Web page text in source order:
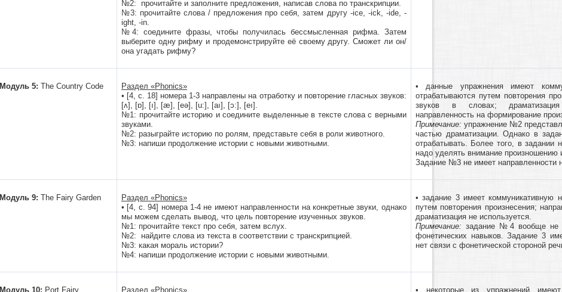
№2: прочитайте и заполните предложения, написав слова по транскрипции.
№3: прочитайте слова / предложения про себя, затем другу -ice, -ick, -ide, -
ight, -in.
№4: соедините фразы, чтобы получилась бессмысленная рифма. Затем
выберите одну рифму и продемонстрируйте её своему другу. Сможет ли он/
она угадать рифму?
Модуль 5: The Country Code Раздел «Phonics»
• [4, с. 18] номера 1-3 направлены на отработку и повторение гласных звуков:
[ʌ], [ɒ], [ı], [æ], [eə], [u:], [aı], [ɔ:], [eı].
№1: прочитайте историю и соедините выделенные в тексте слова с верными
звуками.
№2: разыграйте историю по ролям, представьте себя в роли животного.
№3: напиши продолжение истории с новыми животными.
• данные упражнения имеют
отрабатываются путем повторения
звуков в словах; драматизация
направленность на формирование
Примечание: упражнение №2
частью драматизации. Однако в
отрабатывать. Более того, в задании
надо уделять внимание произношению
Задание №3 не имеет направленности
Модуль 9: The Fairy Garden Раздел «Phonics»
• [4, с. 94] номера 1-4 не имеют направленности на конкретные звуки, однако
мы можем сделать вывод, что цель повторение изученных звуков.
№1: прочитайте текст про себя, затем вслух.
№2: найдите слова из текста в соответствии с транскрипцией.
№3: какая мораль истории?
№4: напиши продолжение истории с новыми животными.
• задание 3 имеет коммуникативную
путем повторения произнесения;
драматизация не используется.
Примечание: задание №4 вообще не
фонетических навыков. Задание 3
нет связи с фонетической стороной
Модуль 10: Port Fairy Раздел «Phonics» • некоторые из упражнений имеют